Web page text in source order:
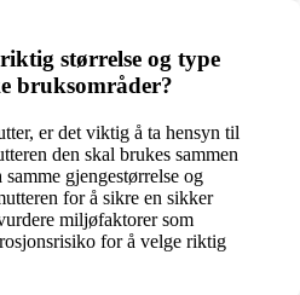
størrelse og type
bruksområder?
er det viktig å ta hensyn til
den skal brukes sammen
gjengestørrelse og
for å sikre en sikker
miljøfaktorer som
for å velge riktig